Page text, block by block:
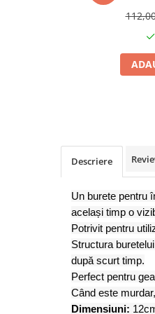
Pompe si Cilindri Hidraulici
Accesorii schimb ulei
Chei buson baie ulei
Chei filtru ulei
Recuperatoare de ulei
Scule Ajutatoare
Scule De Mana si Unelte
Aparate de nituit si capsat
Descriere
Un burete pentru
același timp o
Potrivit pentru
Structura
după scurt timp.
Perfect pentru
Când este
Dimensiuni: